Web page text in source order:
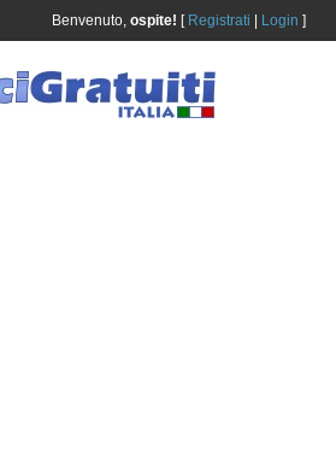
Benvenuto, ospite! [ Registrati Login ]